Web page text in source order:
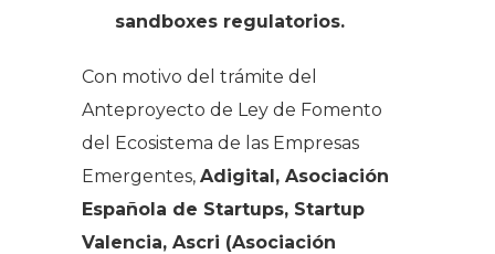
sandboxes regulatorios.
Con motivo del trámite del
Anteproyecto de Ley de Fomento
del Ecosistema de las Empresas
Emergentes, Adigital, Asociación
Española de Startups, Startup
Valencia, Ascri (Asociación